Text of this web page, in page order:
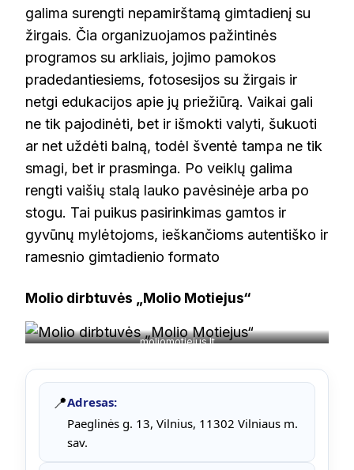
galima surengti nepamirštamą gimtadienį su
žirgais. Čia organizuojamos pažintinės
programos su arkliais, jojimo pamokos
pradedantiesiems, fotosesijos su žirgais ir
netgi edukacijos apie jų priežiūrą. Vaikai gali
ne tik pajodinėti, bet ir išmokti valyti, šukuoti
ar net uždėti balną, todėl šventė tampa ne tik
smagi, bet ir prasminga. Po veiklų galima
rengti vaišių stalą lauko pavėsinėje arba po
stogu. Tai puikus pasirinkimas gamtos ir
gyvūnų mylėtojoms, ieškančioms autentiško ir
ramesnio gimtadienio formato
Molio dirbtuvės „Molio Motiejus“
moliomotiejus.lt
📍Adresas:
Paeglinės g. 13, Vilnius, 11302 Vilniaus m.
sav.